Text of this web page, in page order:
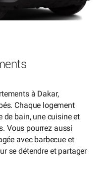
à Dakar,
Chaque logement
de bain, une cuisine et
Vous pourrez aussi
avec barbecue et
se détendre et partager